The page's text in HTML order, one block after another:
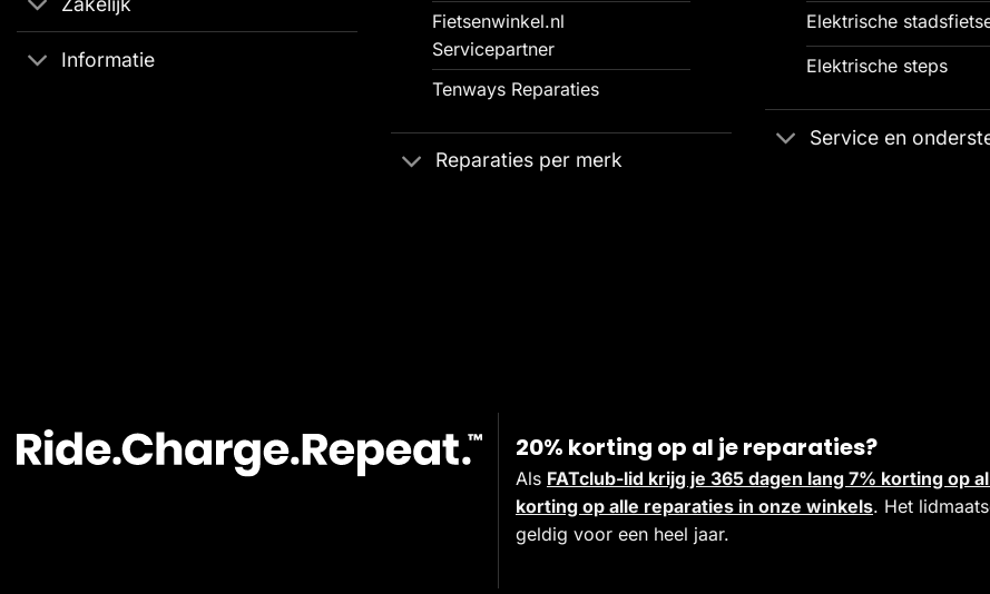
Informatie
Fietsenwinkel.nl
Servicepartner
Tenways Reparaties
Reparaties per merk
Elektrische
Elektrische steps
Service en
20% korting op al je reparaties?
Als FATclub-lid krijg je 365 dagen lang 7% korting op
korting op alle reparaties in onze winkels. Het
geldig voor een heel jaar.